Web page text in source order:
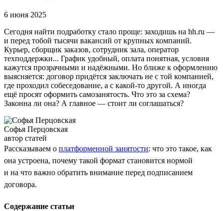
6 июня 2025
Сегодня найти подработку стало проще: заходишь на hh.ru —
и перед тобой тысячи вакансий от крупных компаний.
Курьер, сборщик заказов, сотрудник зала, оператор
техподдержки... График удобный, оплата понятная, условия
кажутся прозрачными и надёжными. Но ближе к оформлению
выясняется: договор придётся заключать не с той компанией,
где проходил собеседование, а с какой-то другой. А иногда
ещё просят оформить самозанятость. Что это за схема?
Законна ли она? А главное — стоит ли соглашаться?
Софья Перцовская
автор статей
Рассказываем о платформенной занятости: что это такое, как
она устроена, почему такой формат становится нормой
и на что важно обратить внимание перед подписанием
договора.
Содержание статьи